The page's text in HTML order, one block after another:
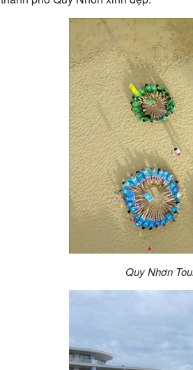
Quy Nhơn